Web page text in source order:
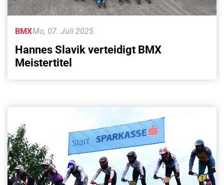
Mo, 07. Juli 2025
BMX
Hannes Slavik verteidigt BMX
Meistertitel